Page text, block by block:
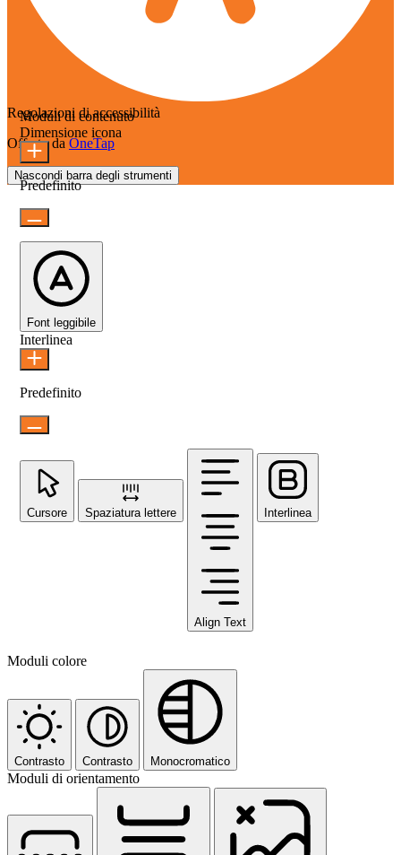
Regolazioni di accessibilità
Offerto da OneTap
Nascondi barra degli strumenti
Moduli di contenuto
Dimensione icona
Predefinito
Font leggibile
Interlinea
Predefinito
Cursore Spaziatura lettere
Align Text
Interlinea
Moduli colore
Contrasto Contrasto Monocromatico
Moduli di orientamento